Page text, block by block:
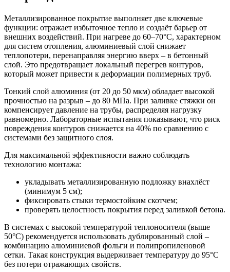
Металлизированное покрытие выполняет две ключевые
функции: отражает избыточное тепло и создаёт барьер от
внешних воздействий. При нагреве до 60–70°C, характерном
для систем отопления, алюминиевый слой снижает
теплопотери, перенаправляя энергию вверх – в бетонный
слой. Это предотвращает локальный перегрев контуров,
который может привести к деформации полимерных труб.
Тонкий слой алюминия (от 20 до 50 мкм) обладает высокой
прочностью на разрыв – до 80 МПа. При заливке стяжки он
компенсирует давление на трубы, распределяя нагрузку
равномерно. Лабораторные испытания показывают, что риск
повреждения контуров снижается на 40% по сравнению с
системами без защитного слоя.
Для максимальной эффективности важно соблюдать
технологию монтажа:
укладывать металлизированную подложку внахлёст
(минимум 5 см);
фиксировать стыки термостойким скотчем;
проверять целостность покрытия перед заливкой бетона.
В системах с высокой температурой теплоносителя (выше
50°C) рекомендуется использовать дублированный слой –
комбинацию алюминиевой фольги и полипропиленовой
сетки. Такая конструкция выдерживает температуру до 95°C
без потери отражающих свойств.